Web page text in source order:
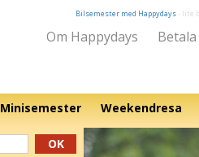
Bilsemester med Happydays - lite
Om Happydays
Minisemester Weekendresa
OK